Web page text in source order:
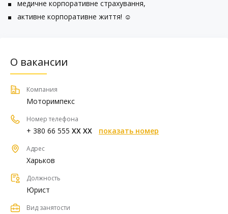
медичне корпоративне страхування,
активне корпоративне життя! ☺
О вакансии
Компания
Моторимпекс
Номер телефона
+ 380 66 555 XX XX показать номер
Адрес
Харьков
Должность
Юрист
Вид занятости